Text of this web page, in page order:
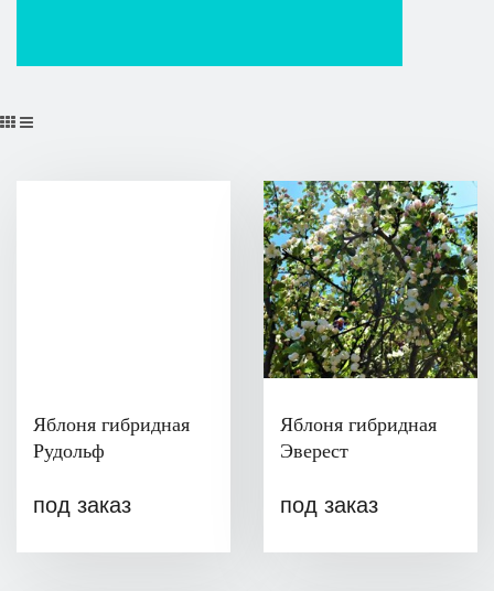
Яблоня гибридная
Рудольф
под заказ
Яблоня гибридная
Эверест
под заказ